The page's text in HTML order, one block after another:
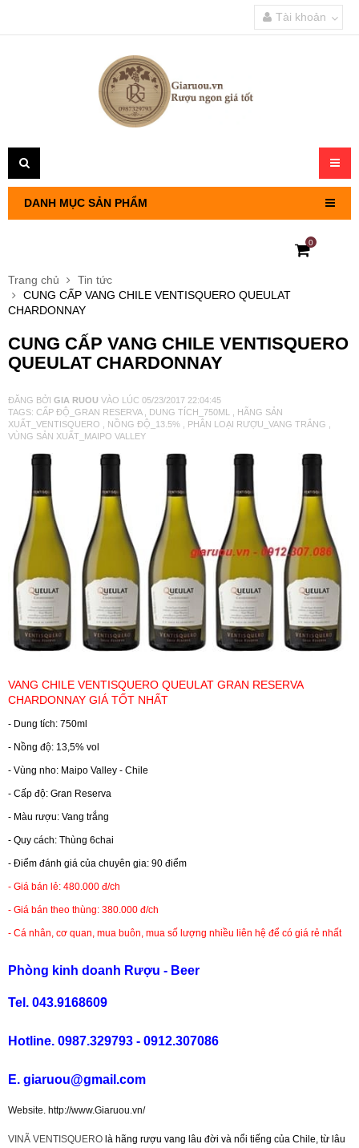
Tài khoản
DANH MỤC SẢN PHẨM
RƯỢU VANG CHILE
RƯỢU VANG Ý
RƯỢU VANG MỸ
RƯỢU VANG NGỌT
RƯỢU VANG BỊCH
RƯỢU VANG ÚC
RƯỢU VANG ÁO
RƯỢU CHAMPANGNE
RƯỢU WHISKY
RƯỢU XO BRANDY
RƯỢU VODKA
RƯỢU COGNAC
RƯỢU VANG ĐÀ LẠT
Vang Newzeland giá rẻ nhất
Rượu Vang Argentina
0
Trang chủ
Tin tức
CUNG CẤP VANG CHILE VENTISQUERO QUEULAT
CHARDONNAY
CUNG CẤP VANG CHILE VENTISQUERO
QUEULAT CHARDONNAY
ĐĂNG BỞI GIA RUOU VÀO LÚC 05/23/2017 22:04:45
TAGS: CẤP ĐỘ_GRAN RESERVA DUNG TÍCH_750ML
HÃNG SẢN
XUẤT_VENTISQUERO
NỒNG ĐỘ_13.5% PHÂN LOẠI RƯỢU_VANG TRẮNG
VÙNG SẢN XUẤT_MAIPO VALLEY
VANG CHILE VENTISQUERO QUEULAT GRAN RESERVA
CHARDONNAY GIÁ TỐT NHẤT
- Dung tích: 750ml
- Nồng độ: 13,5% vol
- Vùng nho: Maipo Valley - Chile
- Cấp độ: Gran Reserva
- Màu rượu: Vang trắng
- Quy cách: Thùng 6chai
- Điểm đánh giá của chuyên gia: 90 điểm
- Giá bán lẻ: 480.000 đ/ch
- Giá bán theo thùng: 380.000 đ/ch
- Cá nhân, cơ quan, mua buôn, mua số lượng nhiều liên hệ để có giá rẻ nhất
Phòng kinh doanh Rượu - Beer
Tel. 043.9168609
Hotline. 0987.329793 - 0912.307086
E. giaruou@gmail.com
Website. http://www.Giaruou.vn/
VINÃ VENTISQUERO là hãng rượu vang lâu đời và nổi tiếng của Chile, từ lâu